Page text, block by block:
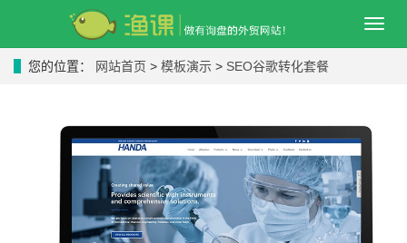
导
您的位置： 网站首页 > 模板演示 > SEO谷歌转化套餐